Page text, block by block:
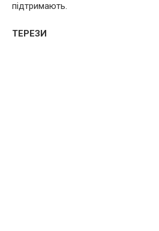
підтримають.
ТЕРЕЗИ